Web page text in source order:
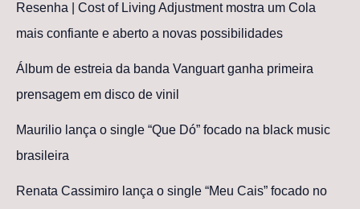
Resenha | Cost of Living Adjustment mostra um Cola
mais confiante e aberto a novas possibilidades
Álbum de estreia da banda Vanguart ganha primeira
prensagem em disco de vinil
Maurilio lança o single “Que Dó” focado na black music
brasileira
Renata Cassimiro lança o single “Meu Cais” focado no